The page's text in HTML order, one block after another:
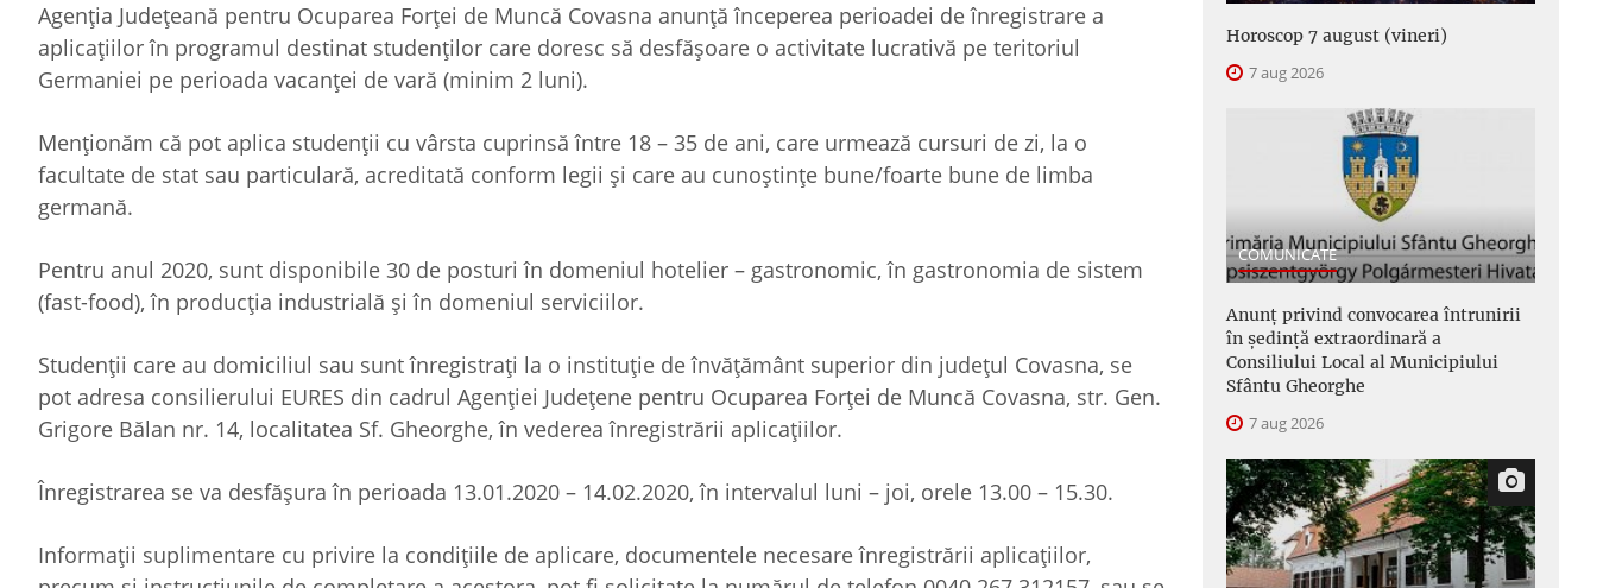
Agenția Județeană pentru Ocuparea Forței de Muncă Covasna anunţă începerea perioadei de înregistrare a
aplicațiilor în programul destinat studenților care doresc să desfășoare o activitate lucrativă pe teritoriul
Germaniei pe perioada vacanței de vară (minim 2 luni).
Menționăm că pot aplica studenții cu vârsta cuprinsă între 18 – 35 de ani, care urmează cursuri de zi, la o
facultate de stat sau particulară, acreditată conform legii și care au cunoștințe bune/foarte bune de limba
germană.
Pentru anul 2020, sunt disponibile 30 de posturi în domeniul hotelier – gastronomic, în gastronomia de sistem
(fast-food), în producția industrială și în domeniul serviciilor.
Studenții care au domiciliul sau sunt înregistrați la o instituție de învățământ superior din județul Covasna, se
pot adresa consilierului EURES din cadrul Agenției Județene pentru Ocuparea Forței de Muncă Covasna, str. Gen.
Grigore Bălan nr. 14, localitatea Sf. Gheorghe, în vederea înregistrării aplicațiilor.
Înregistrarea se va desfășura în perioada 13.01.2020 – 14.02.2020, în intervalul luni – joi, orele 13.00 – 15.30.
Informații suplimentare cu privire la condițiile de aplicare, documentele necesare înregistrării aplicațiilor,
Horoscop 7 august (vineri)
7 aug 2026
COMUNICATE
Anunţ privind convocarea întrunirii
în şedinţă extraordinară a
Consiliului Local al Municipiului
Sfântu Gheorghe
7 aug 2026